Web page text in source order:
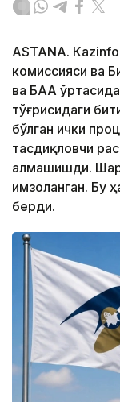
ASTANА.
комиссияси ва
ва БАА
тўғрисидаги
бўлган ички
тасдиқловчи
алмашишди.
имзоланган. Бу
берди.